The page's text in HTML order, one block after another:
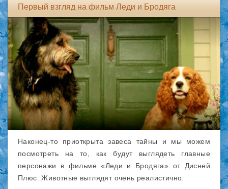
Первый взгляд на фильм Леди и Бродяга
Наконец-то приоткрыта завеса тайны и мы можем
посмотреть на то, как будут выглядеть главные
персонажи в фильме «Леди и Бродяга» от Дисней
Плюс. Животные выглядят очень реалистично.